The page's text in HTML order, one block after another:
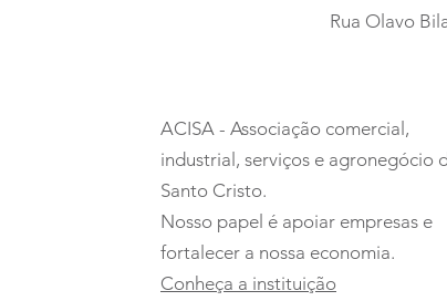
encantou todas as
idades
ACISA - Associação comercial,
industrial, serviços e agronegócio
Santo Cristo.
Nosso papel é apoiar empresas e
fortalecer a nossa economia.
Conheça a instituição
Rua Olavo